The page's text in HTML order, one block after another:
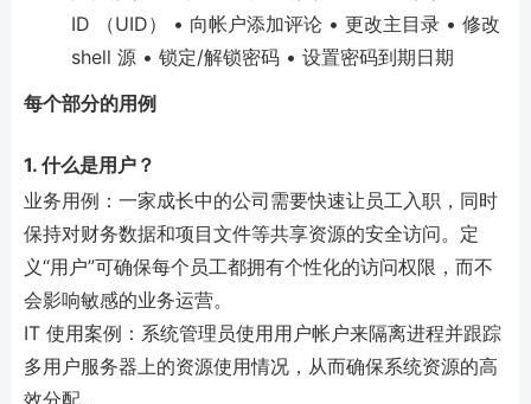
ID （UID） • 向帐户添加评论 • 更改主目录 • 修改
shell 源 • 锁定/解锁密码 • 设置密码到期日期
每个部分的用例
1. 什么是用户？
业务用例：一家成长中的公司需要快速让员工入职，同时
保持对财务数据和项目文件等共享资源的安全访问。定
义“用户”可确保每个员工都拥有个性化的访问权限，而不
会影响敏感的业务运营。
IT 使用案例：系统管理员使用用户帐户来隔离进程并跟踪
多用户服务器上的资源使用情况，从而确保系统资源的高
效分配。